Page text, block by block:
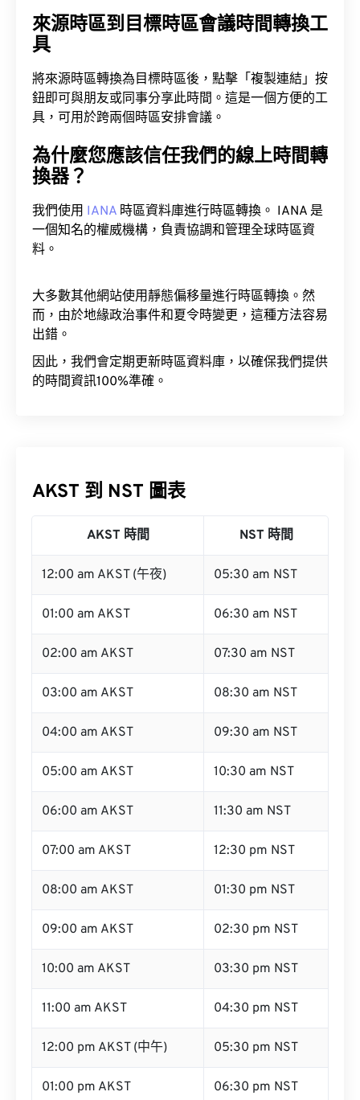
來源時區到目標時區會議時間轉換工
具
將來源時區轉換為目標時區後，點擊「複製連結」按
鈕即可與朋友或同事分享此時間。這是一個方便的工
具，可用於跨兩個時區安排會議。
為什麼您應該信任我們的線上時間轉
換器？
我們使用 IANA 時區資料庫進行時區轉換。 IANA 是
一個知名的權威機構，負責協調和管理全球時區資
料。
大多數其他網站使用靜態偏移量進行時區轉換。然
而，由於地緣政治事件和夏令時變更，這種方法容易
出錯。
因此，我們會定期更新時區資料庫，以確保我們提供
的時間資訊100%準確。
AKST 到 NST 圖表
AKST 時間 NST 時間
12:00 am AKST (午夜) 05:30 am NST
01:00 am AKST 06:30 am NST
02:00 am AKST 07:30 am NST
03:00 am AKST 08:30 am NST
04:00 am AKST 09:30 am NST
05:00 am AKST 10:30 am NST
06:00 am AKST 11:30 am NST
07:00 am AKST 12:30 pm NST
08:00 am AKST 01:30 pm NST
09:00 am AKST 02:30 pm NST
10:00 am AKST 03:30 pm NST
11:00 am AKST 04:30 pm NST
12:00 pm AKST (中午) 05:30 pm NST
01:00 pm AKST 06:30 pm NST